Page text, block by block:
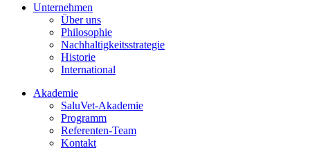
Unternehmen
Über uns
Philosophie
Nachhaltigkeitsstrategie
Historie
International
Akademie
SaluVet-Akademie
Programm
Referenten-Team
Kontakt